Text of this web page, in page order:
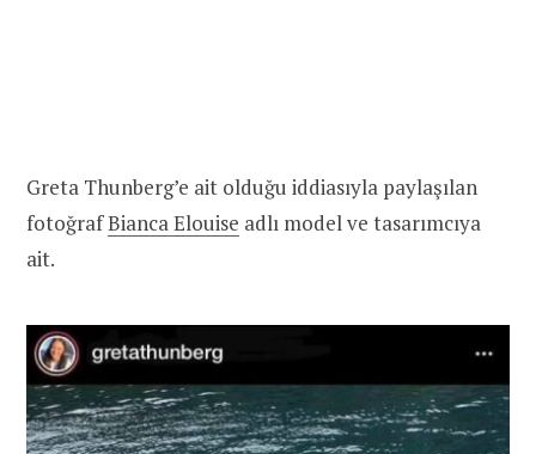
Greta Thunberg’e ait olduğu iddiasıyla paylaşılan
fotoğrafBianca Elouise adlı model ve tasarımcıya
ait.